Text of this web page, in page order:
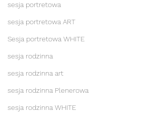
sesja portretowa
sesja portretowa ART
Sesja portretowa WHITE
sesja rodzinna
sesja rodzinna art
sesja rodzinna Plenerowa
sesja rodzinna WHITE